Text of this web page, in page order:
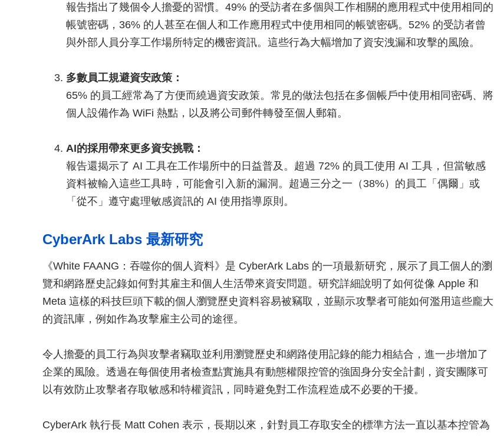
報告指出了幾個令人擔憂的習慣。49% 的受訪者在多個與工作相關的應用程式中使用相同的
帳號密碼，36% 的人甚至在個人和工作應用程式中使用相同的帳號密碼。52% 的受訪者曾
與外部人員分享工作場所特定的機密資訊。這些行為大幅增加了資安洩漏和攻擊的風險。
多數員工規避資安政策：
65% 的員工經常為了方便而繞過資安政策。常見的做法包括在多個帳戶中使用相同密碼、將
個人設備作為 WiFi 熱點，以及將公司郵件轉發至個人郵箱。
AI的採用帶來更多資安挑戰：
報告還揭示了 AI 工具在工作場所中的日益普及。超過 72% 的員工使用 AI 工具，但當敏感
資料被輸入這些工具時，可能會引入新的漏洞。超過三分之一（38%）的員工「偶爾」或
「從不」遵守處理敏感資訊的 AI 使用指導原則。
CyberArk Labs 最新研究
《White FAANG：吞噬你的個人資料》是 CyberArk Labs 的一項最新研究，展示了員工個人的瀏
覽和網路歷史記錄如何對其雇主和個人生活帶來資安問題。研究詳細說明了如何從像 Apple 和
Meta 這樣的科技巨頭下載的個人瀏覽歷史資料容易被竊取，並顯示攻擊者可能如何濫用這些龐大
的資訊庫，例如作為攻擊雇主公司的途徑。
令人擔憂的員工行為與攻擊者竊取並利用瀏覽歷史和網路使用記錄的能力相結合，進一步增加了
企業的風險。透過在每個使用者檢查點實施具有動態權限控管的強固身分安全計劃，資安團隊可
以有效防止攻擊者存取敏感和特權資訊，同時避免對工作流程造成不必要的干擾。
CyberArk 執行長 Matt Cohen 表示，長期以來，針對員工存取安全的標準方法一直以基本控管為